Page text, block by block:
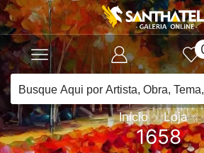
Início Loja
1658